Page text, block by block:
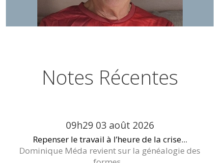
Notes Récentes
09h29 03 août 2026
Repenser le travail à l’heure de la crise...
Dominique Méda revient sur la généalogie des